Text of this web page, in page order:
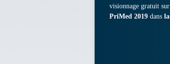
visionnage gratuit
PriMed 2019 dans